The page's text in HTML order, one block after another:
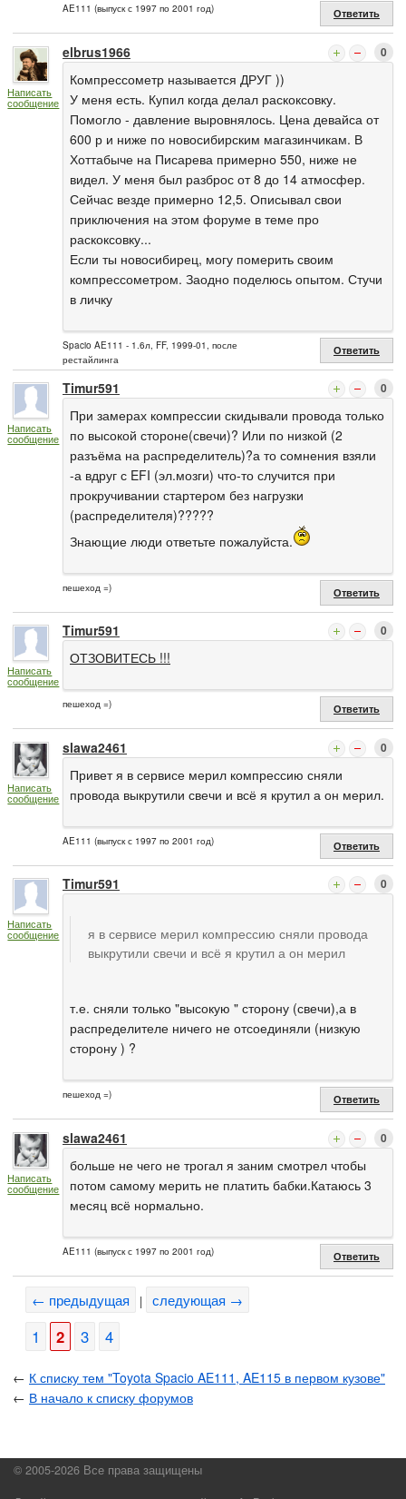
AE111 (выпуск с 1997 по 2001 год) Ответить
Написать
сообщение
elbrus1966 0
Компрессометр называется ДРУГ ))
У меня есть. Купил когда делал раскоксовку.
Помогло - давление выровнялось. Цена девайса от
600 р и ниже по новосибирским магазинчикам. В
Хоттабыче на Писарева примерно 550, ниже не
видел. У меня был разброс от 8 до 14 атмосфер.
Сейчас везде примерно 12,5. Описывал свои
приключения на этом форуме в теме про
раскоксовку...
Если ты новосибирец, могу померить своим
компрессометром. Заодно поделюсь опытом. Стучи
в личку
Spacio AE111 - 1.6л, FF, 1999-01, после
рестайлинга
Ответить
Написать
сообщение
Timur591 0
При замерах компрессии скидывали провода только
по высокой стороне(свечи)? Или по низкой (2
разъёма на распределитель)?а то сомнения взяли
-а вдруг с EFI (эл.мозги) что-то случится при
прокручивании стартером без нагрузки
(распределителя)?????
Знающие люди ответьте пожалуйста.
пешеход =) Ответить
Написать
сообщение
Timur591 0
ОТЗОВИТЕСЬ !!!
пешеход =) Ответить
Написать
сообщение
slawa2461 0
Привет я в сервисе мерил компрессию сняли
провода выкрутили свечи и всё я крутил а он мерил.
AE111 (выпуск с 1997 по 2001 год) Ответить
Написать
сообщение
Timur591 0
я в сервисе мерил компрессию сняли провода
выкрутили свечи и всё я крутил а он мерил
т.е. сняли только "высокую " сторону (свечи),а в
распределителе ничего не отсоединяли (низкую
сторону ) ?
пешеход =) Ответить
Написать
сообщение
slawa2461 0
больше не чего не трогал я заним смотрел чтобы
потом самому мерить не платить бабки.Катаюсь 3
месяц всё нормально.
AE111 (выпуск с 1997 по 2001 год) Ответить
← предыдущая | следующая →
1 2 3 4
← К списку тем "Toyota Spacio AE111, AE115 в первом кузове"
← В начало к списку форумов
© 2005-2026 Все права защищены